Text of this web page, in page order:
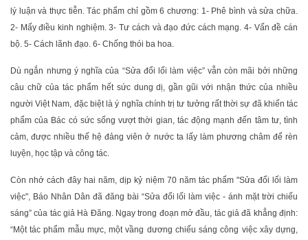
lý luận và thực tiễn. Tác phẩm chỉ gồm 6 chương: 1- Phê bình và sửa chữa.
2- Mấy điều kinh nghiệm. 3- Tư cách và đạo đức cách mạng. 4- Vấn đề cán
bộ. 5- Cách lãnh đạo. 6- Chống thói ba hoa.
Dù ngắn nhưng ý nghĩa của “Sửa đổi lối làm việc” vẫn còn mãi bởi những
câu chữ của tác phẩm hết sức dung dị, gần gũi với nhận thức của nhiều
người Việt Nam, đặc biệt là ý nghĩa chính trị tư tưởng rất thời sự đã khiến tác
phẩm của Bác có sức sống vượt thời gian, tác động mạnh đến tâm tư, tình
cảm, được nhiều thế hệ đảng viên ở nước ta lấy làm phương châm để rèn
luyện, học tập và công tác.
Còn nhớ cách đây hai năm, dịp kỷ niệm 70 năm tác phẩm "Sửa đổi lối làm
việc", Báo Nhân Dân đã đăng bài “Sửa đổi lối làm việc - ánh mặt trời chiếu
sáng” của tác giả Hà Đăng. Ngay trong đoạn mở đầu, tác giả đã khẳng định:
“Một tác phẩm mẫu mực, một vầng dương chiếu sáng công việc xây dựng,